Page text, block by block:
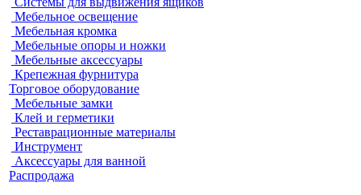
Мебельное освещение
Мебельная кромка
Мебельные опоры и ножки
Мебельные аксессуары
Крепежная фурнитура
Торговое оборудование
Мебельные замки
Клей и герметики
Реставрационные материалы
Инструмент
Аксессуары для ванной
Распродажа